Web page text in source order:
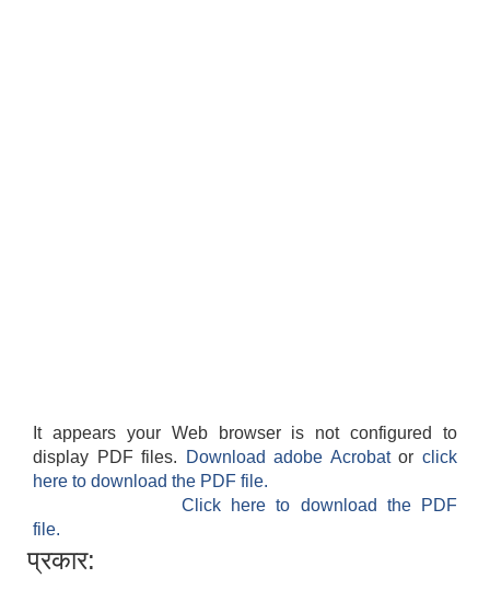
It appears your Web browser is not configured to
display PDF files.
Download adobe Acrobatorclick
here to download the PDF file.
Click here to download the PDF
file.
प्रकार: